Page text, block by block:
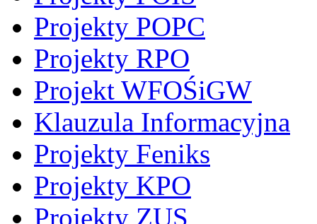
Projekty POPC
Projekty RPO
Projekt WFOŚiGW
Klauzula Informacyjna
Projekty Feniks
Projekty KPO
Projekty ZUS